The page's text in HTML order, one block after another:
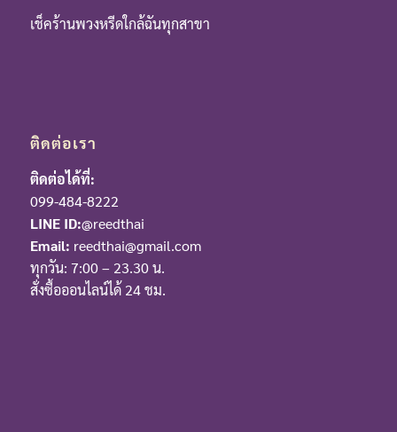
เช็คร้านพวงหรีดใกล้ฉันทุกสาขา
ติดต่อเรา
ติดต่อได้ที่:
099-484-8222
LINE ID:@reedthai
Email: reedthai@gmail.com
ทุกวัน: 7:00 – 23.30 น.
สั่งซื้อออนไลน์ได้ 24 ชม.